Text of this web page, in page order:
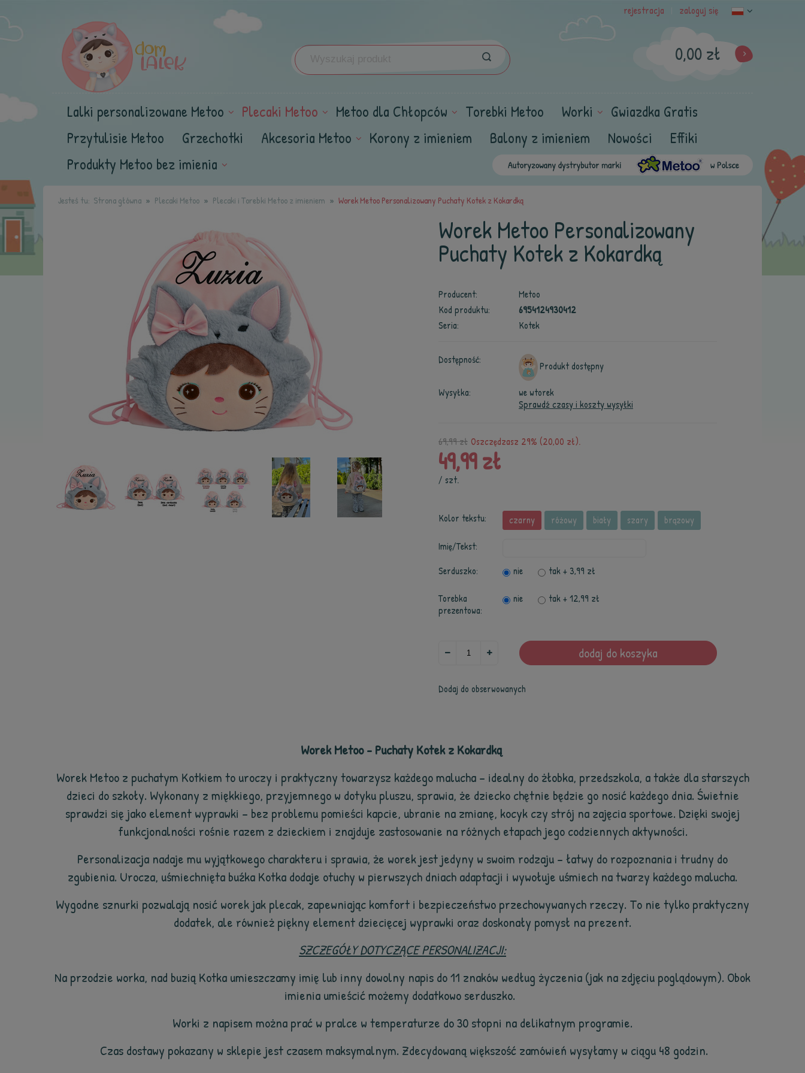
rejestracja zaloguj się
0,00 zł
Lalki personalizowane Metoo Plecaki Metoo Metoo dla Chłopców Torebki Metoo Worki
Gwiazdka Gratis
Przytulisie Metoo
Grzechotki Akcesoria Metoo Korony z imieniem Balony z imieniem Nowości
Effiki
Produkty Metoo bez imienia
Jesteś tu: Strona główna Plecaki Metoo Plecaki i Torebki Metoo z imieniem Worek Metoo Personalizowany Puchaty Kotek z Kokardką
Worek Metoo Personalizowany
Puchaty Kotek z Kokardką
Producent:
Metoo
Kod produktu:
6954124930412
Seria:
Kotek
Dostępność:
Produkt dostępny
Wysyłka:
we wtorek
Sprawdź czasy i koszty wysyłki
69,99 zł Oszczędzasz 29% (20,00 zł).
49,99 zł
/ szt.
Kolor tekstu: czarny różowy biały szary brązowy
Imię/Tekst:
Serduszko:
nie tak + 3,99 zł
Torebka
prezentowa:
nie tak + 12,99 zł
dodaj do koszyka
Dodaj do obserwowanych
Worek Metoo - Puchaty Kotek z Kokardką
Worek Metoo z puchatym Kotkiem to uroczy i praktyczny towarzysz każdego malucha – idealny do żłobka, przedszkola, a także dla starszych
dzieci do szkoły. Wykonany z miękkiego, przyjemnego w dotyku pluszu, sprawia, że dziecko chętnie będzie go nosić każdego dnia. Świetnie
sprawdzi się jako element wyprawki – bez problemu pomieści kapcie, ubranie na zmianę, kocyk czy strój na zajęcia sportowe. Dzięki swojej
funkcjonalności rośnie razem z dzieckiem i znajduje zastosowanie na różnych etapach jego codziennych aktywności.
Personalizacja nadaje mu wyjątkowego charakteru i sprawia, że worek jest jedyny w swoim rodzaju – łatwy do rozpoznania i trudny do
zgubienia. Urocza, uśmiechnięta buźka Kotka dodaje otuchy w pierwszych dniach adaptacji i wywołuje uśmiech na twarzy każdego malucha.
Wygodne sznurki pozwalają nosić worek jak plecak, zapewniając komfort i bezpieczeństwo przechowywanych rzeczy. To nie tylko praktyczny
dodatek, ale również piękny element dziecięcej wyprawki oraz doskonały pomysł na prezent.
SZCZEGÓŁY DOTYCZĄCE PERSONALIZACJI:
Na przodzie worka, nad buzią Kotka umieszczamy imię lub inny dowolny napis do 11 znaków według życzenia (jak na zdjęciu poglądowym). Obok
imienia umieścić możemy dodatkowo serduszko.
Worki z napisem można prać w pralce w temperaturze do 30 stopni na delikatnym programie.
Czas dostawy pokazany w sklepie jest czasem maksymalnym. Zdecydowaną większość zamówień wysyłamy w ciągu 48 godzin.